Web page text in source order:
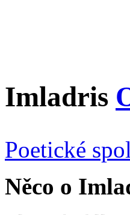
Imladris
Poetické
Něco o